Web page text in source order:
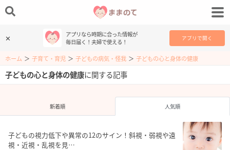
✕
アプリなら時期に合った情報が
毎日届く！夫婦で使える！
アプリで開く
ホーム ＞ 子育て・育児 ＞ 子どもの病気・怪我 ＞ 子どもの心と身体の健康
子どもの心と身体の健康に関する記事
新着順 人気順
子どもの視力低下や異常の12のサイン！斜視・弱視や遠
視・近視・乱視を見…